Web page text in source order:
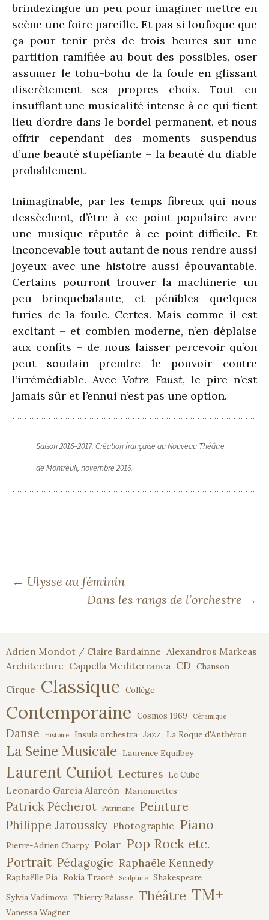
brindezingue un peu pour imaginer mettre en
scène une foire pareille. Et pas si loufoque que
ça pour tenir près de trois heures sur une
partition ramifiée au bout des possibles, oser
assumer le tohu-bohu de la foule en glissant
discrètement ses propres choix. Tout en
insufflant une musicalité intense à ce qui tient
lieu d’ordre dans le bordel permanent, et nous
offrir cependant des moments suspendus
d’une beauté stupéfiante – la beauté du diable
probablement.
Inimaginable, par les temps fibreux qui nous
dessèchent, d’être à ce point populaire avec
une musique réputée à ce point difficile. Et
inconcevable tout autant de nous rendre aussi
joyeux avec une histoire aussi épouvantable.
Certains pourront trouver la machinerie un
peu brinquebalante, et pénibles quelques
furies de la foule. Certes. Mais comme il est
excitant – et combien moderne, n’en déplaise
aux confits – de nous laisser percevoir qu’on
peut soudain prendre le pouvoir contre
l’irrémédiable. AvecVotre Faust, le pire n’est
jamais sûr et l’ennui n’est pas une option.
Saison 2016–2017. Création française au Nouveau Théâtre
de Montreuil, novembre 2016.
Navigation
articles
← Ulysse au féminin
Dans les rangs de l’orchestre →
Adrien Mondot / Claire Bardainne Alexandros Markeas
Architecture Cappella Mediterranea CD Chanson
Cirque Classique Collège
Contemporaine Cosmos 1969 Céramique
Danse Histoire Insula orchestra Jazz La Roque d'Anthéron
La Seine Musicale Laurence Equilbey
Laurent Cuniot Lectures Le Cube
Leonardo García Alarcón Marionnettes
Patrick Pécherot Patrimoine Peinture
Philippe Jaroussky Photographie Piano
Pierre-Adrien Charpy Polar Pop Rock etc.
Portrait Pédagogie Raphaële Kennedy
Raphaëlle Pia Rokia Traoré Sculpture
Shakespeare
Sylvia Vadimova Thierry Balasse Théâtre TM+
Vanessa Wagner